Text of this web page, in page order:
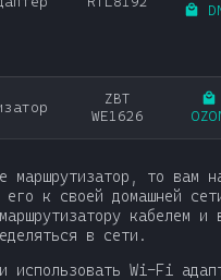
ZBT
WE1626
маршрутизатор, то вам
его к своей домашней
кабелем и
в сети.
использовать Wi-Fi